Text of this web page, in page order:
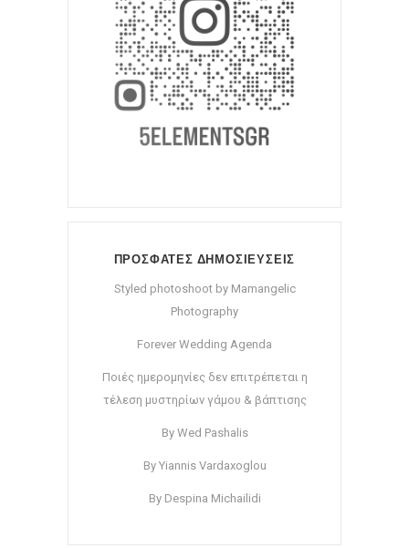
ΠΡΟΣΦΑΤΕΣ ΔΗΜΟΣΙΕΥΣΕΙΣ
Styled photoshoot by Mamangelic
Photography
Forever Wedding Agenda
Ποιές ημερομηνίες δεν επιτρέπεται η
τέλεση μυστηρίων γάμου & βάπτισης
By Wed Pashalis
By Yiannis Vardaxoglou
By Despina Michailidi